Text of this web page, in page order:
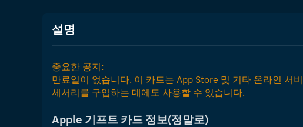
설명
중요한 공지:
만료일이 없습니다. 이 카드는 App Store 및 기타 온라인 서
세서리를 구입하는 데에도 사용할 수 있습니다.
Apple 기프트 카드 정보(정말로)